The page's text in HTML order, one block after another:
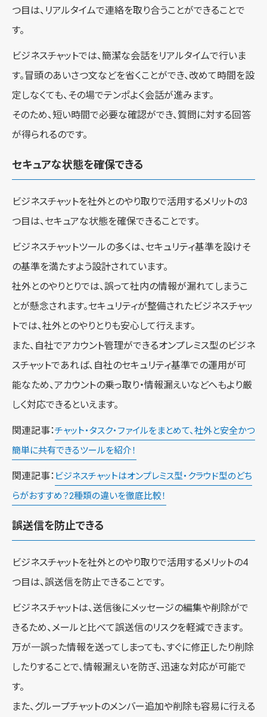
つ目は、リアルタイムで連絡を取り合うことができることで
す。
ビジネスチャットでは、簡潔な会話をリアルタイムで行いま
す。冒頭のあいさつ文などを省くことができ、改めて時間を設
定しなくても、その場でテンポよく会話が進みます。
そのため、短い時間で必要な確認ができ、質問に対する回答
が得られるのです。
セキュアな状態を確保できる
ビジネスチャットを社外とのやり取りで活用するメリットの3
つ目は、セキュアな状態を確保できることです。
ビジネスチャットツールの多くは、セキュリティ基準を設けそ
の基準を満たすよう設計されています。
社外とのやりとりでは、誤って社内の情報が漏れてしまうこ
とが懸念されます。セキュリティが整備されたビジネスチャッ
トでは、社外とのやりとりも安心して行えます。
また、自社でアカウント管理ができるオンプレミス型のビジネ
スチャットであれば、自社のセキュリティ基準での運用が可
能なため、アカウントの乗っ取り・情報漏えいなどへもより厳
しく対応できるといえます。
関連記事：チャット・タスク・ファイルをまとめて、社外と安全かつ
簡単に共有できるツールを紹介！
関連記事： ビジネスチャットはオンプレミス型・クラウド型のどち
らがおすすめ？2種類の違いを徹底比較！
誤送信を防止できる
ビジネスチャットを社外とのやり取りで活用するメリットの4
つ目は、誤送信を防止できることです。
ビジネスチャットは、送信後にメッセージの編集や削除がで
きるため、メールと比べて誤送信のリスクを軽減できます。
万が一誤った情報を送ってしまっても、すぐに修正したり削除
したりすることで、情報漏えいを防ぎ、迅速な対応が可能で
す。
また、グループチャットのメンバー追加や削除も容易に行える